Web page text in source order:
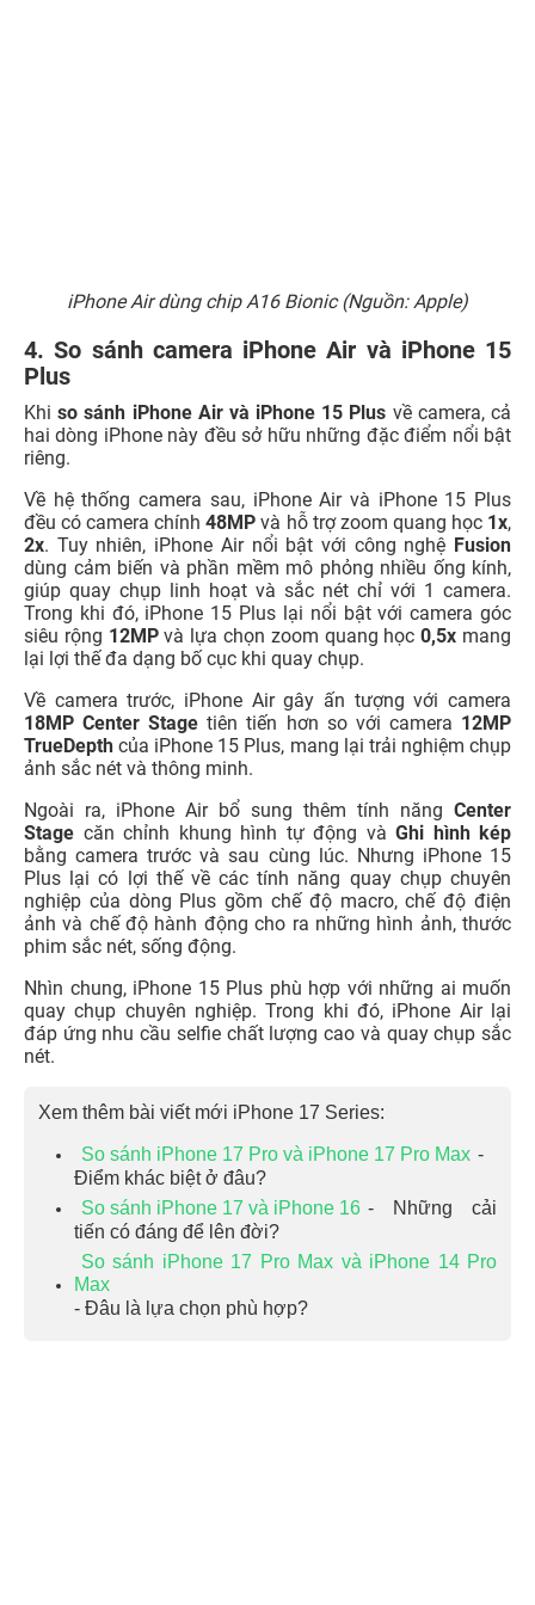
iPhone Air dùng chip A16 Bionic (Nguồn: Apple)
4. So sánh camera iPhone Air và iPhone 15
Plus
Khiso sánh iPhone Air và iPhone 15 Plus về camera, cả
hai dòng iPhone này đều sở hữu những đặc điểm nổi bật
riêng.
Về hệ thống camera sau, iPhone Air và iPhone 15 Plus
đều có camera chính48MP và hỗ trợ zoom quang học 1x,
2x. Tuy nhiên, iPhone Air nổi bật với công nghệ Fusion
dùng cảm biến và phần mềm mô phỏng nhiều ống kính,
giúp quay chụp linh hoạt và sắc nét chỉ với 1 camera.
Trong khi đó, iPhone 15 Plus lại nổi bật với camera góc
siêu rộng 12MPvà lựa chọn zoom quang học0,5x mang
lại lợi thế đa dạng bố cục khi quay chụp.
Về camera trước, iPhone Air gây ấn tượng với camera
18MP Center Stage tiên tiến hơn so với camera 12MP
TrueDepth của iPhone 15 Plus, mang lại trải nghiệm chụp
ảnh sắc nét và thông minh.
Ngoài ra, iPhone Air bổ sung thêm tính năng Center
Stage căn chỉnh khung hình tự động và Ghi hình kép
bằng camera trước và sau cùng lúc. Nhưng iPhone 15
Plus lại có lợi thế về các tính năng quay chụp chuyên
nghiệp của dòng Plus gồm chế độ macro, chế độ điện
ảnh và chế độ hành động cho ra những hình ảnh, thước
phim sắc nét, sống động.
Nhìn chung, iPhone 15 Plus phù hợp với những ai muốn
quay chụp chuyên nghiệp. Trong khi đó, iPhone Air lại
đáp ứng nhu cầu selfie chất lượng cao và quay chụp sắc
nét.
Xem thêm bài viết mới iPhone 17 Series:
So sánh iPhone 17 Pro và iPhone 17 Pro Max -
Điểm khác biệt ở đâu?
So sánh iPhone 17 và iPhone 16 - Những cải
tiến có đáng để lên đời?
So sánh iPhone 17 Pro Max và iPhone 14 Pro
Max
- Đâu là lựa chọn phù hợp?